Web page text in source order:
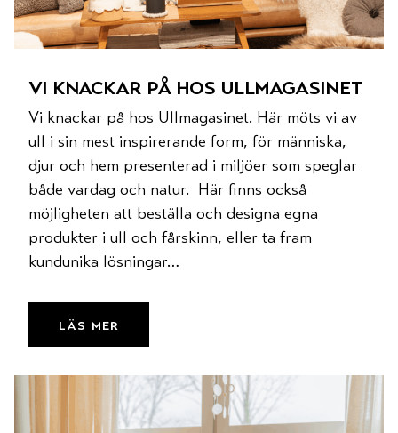
vi knackar på hos ullmagasinet
Vi knackar på hos Ullmagasinet. Här möts vi av
ull i sin mest inspirerande form, för människa,
djur och hem presenterad i miljöer som speglar
både vardag och natur. Här finns också
möjligheten att beställa och designa egna
produkter i ull och fårskinn, eller ta fram
kundunika lösningar…
läs mer